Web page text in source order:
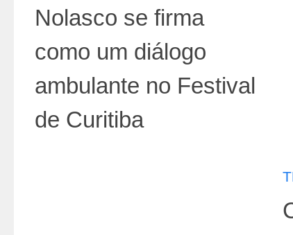
Nolasco se firma
como um diálogo
ambulante no Festival
de Curitiba